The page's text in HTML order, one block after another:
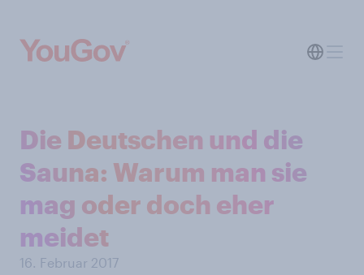
Die Deutschen und die
Sauna: Warum man sie
mag oder doch eher
meidet
16. Februar 2017